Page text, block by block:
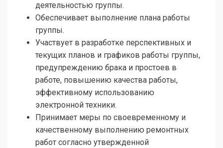
деятельностью группы.
Обеспечивает выполнение плана работы
группы.
Участвует в разработке перспективных и
текущих планов и графиков работы группы,
предупреждению брака и простоев в
работе, повышению качества работы,
эффективному использованию
электронной техники.
Принимает меры по своевременному и
качественному выполнению ремонтных
работ согласно утвержденной